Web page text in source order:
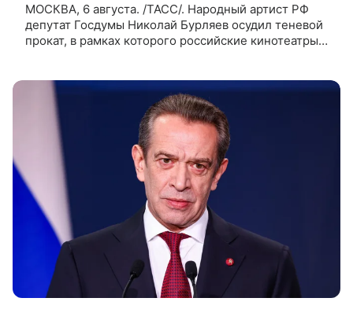
МОСКВА, 6 августа. /ТАСС/. Народный артист РФ
депутат Госдумы Николай Бурляев осудил теневой
прокат, в рамках которого российские кинотеатры